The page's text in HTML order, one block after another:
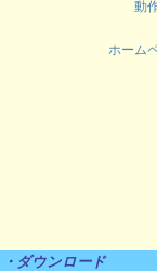
動
ホーム
・ダウンロード